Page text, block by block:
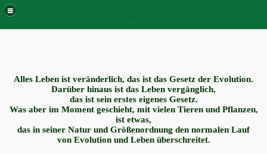
.
Alles Leben ist veränderlich, das ist das Gesetz der Evolution.
Darüber hinaus ist das Leben vergänglich,
das ist sein erstes eigenes Gesetz.
Was aber im Moment geschieht, mit vielen Tieren und Pflanzen,
ist etwas,
das in seiner Natur und Größenordnung den normalen Lauf
von Evolution und Leben überschreitet.